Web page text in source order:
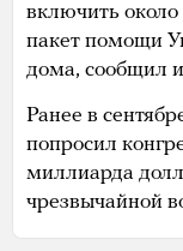
включить
пакет помощи
дома, сообщил
Ранее в
попросил
миллиарда
чрезвычайной